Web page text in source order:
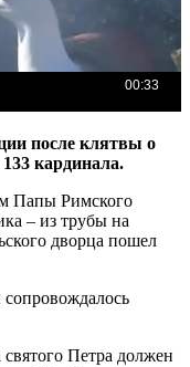
после клятвы о
кардинала.
Папы Римского
– из трубы на
дворца пошел
Петра должен